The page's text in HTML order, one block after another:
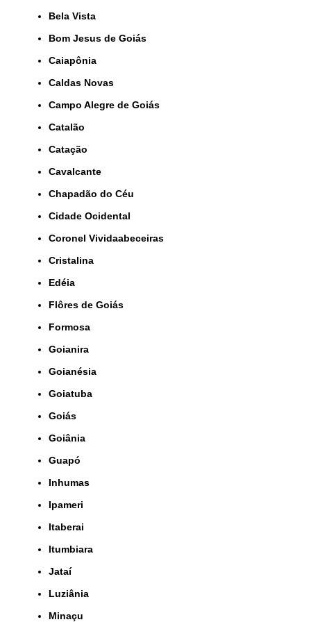
Bela Vista
Bom Jesus de Goiás
Caiapônia
Caldas Novas
Campo Alegre de Goiás
Catalão
Catação
Cavalcante
Chapadão do Céu
Cidade Ocidental
Coronel Vividaabeceiras
Cristalina
Edéia
Flôres de Goiás
Formosa
Goianira
Goianésia
Goiatuba
Goiás
Goiânia
Guapó
Inhumas
Ipameri
Itaberai
Itumbiara
Jataí
Luziânia
Minaçu